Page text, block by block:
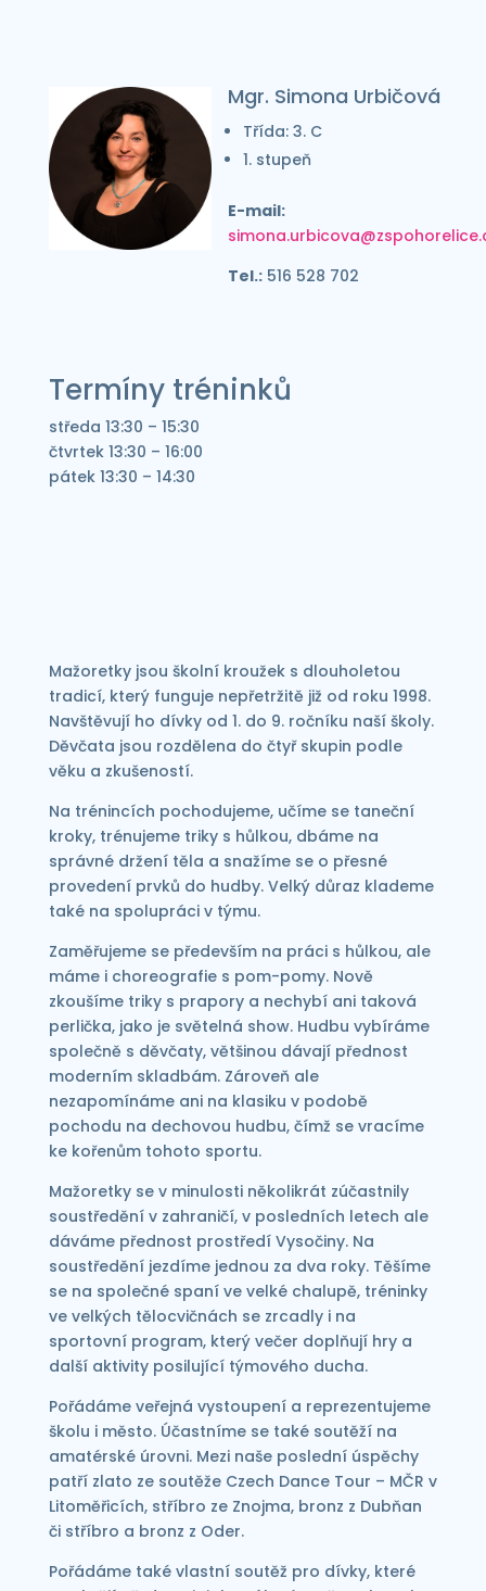
Mgr. Simona Urbičová
Třída: 3. C
1. stupeň
E-mail:
Tel.: 516 528 702
Termíny tréninků
středa 13:30 – 15:30
čtvrtek 13:30 – 16:00
pátek 13:30 – 14:30
Mažoretky jsou školní kroužek s dlouholetou
tradicí, který funguje nepřetržitě již od roku 1998.
Navštěvují ho dívky od 1. do 9. ročníku naší školy.
Děvčata jsou rozdělena do čtyř skupin podle
věku a zkušeností.
Na trénincích pochodujeme, učíme se taneční
kroky, trénujeme triky s hůlkou, dbáme na
správné držení těla a snažíme se o přesné
provedení prvků do hudby. Velký důraz klademe
také na spolupráci v týmu.
Zaměřujeme se především na práci s hůlkou, ale
máme i choreografie s pom-pomy. Nově
zkoušíme triky s prapory a nechybí ani taková
perlička, jako je světelná show. Hudbu vybíráme
společně s děvčaty, většinou dávají přednost
moderním skladbám. Zároveň ale
nezapomínáme ani na klasiku v podobě
pochodu na dechovou hudbu, čímž se vracíme
ke kořenům tohoto sportu.
Mažoretky se v minulosti několikrát zúčastnily
soustředění v zahraničí, v posledních letech ale
dáváme přednost prostředí Vysočiny. Na
soustředění jezdíme jednou za dva roky. Těšíme
se na společné spaní ve velké chalupě, tréninky
ve velkých tělocvičnách se zrcadly i na
sportovní program, který večer doplňují hry a
další aktivity posilující týmového ducha.
Pořádáme veřejná vystoupení a reprezentujeme
školu i město. Účastníme se také soutěží na
amatérské úrovni. Mezi naše poslední úspěchy
patří zlato ze soutěže Czech Dance Tour – MČR v
Litoměřicích, stříbro ze Znojma, bronz z Dubňan
či stříbro a bronz z Oder.
Pořádáme také vlastní soutěž pro dívky, které